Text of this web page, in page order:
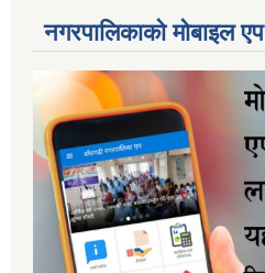
नगरपालिकाकाे माेबाइल एप